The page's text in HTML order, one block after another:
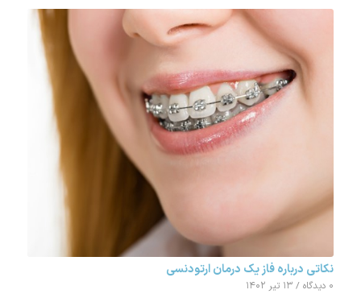
نکاتی درباره فاز یک درمان ارتودنسی
۰ دیدگاه / ۱۳ تیر ۱۴۰۲